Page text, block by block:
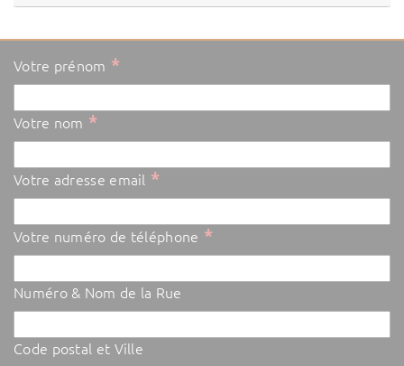
Votre prénom *
Votre nom *
Votre adresse email *
Votre numéro de téléphone *
Numéro & Nom de la Rue
Code postal et Ville